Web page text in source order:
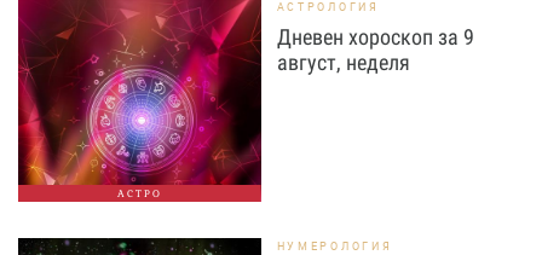
АСТРО
АСТРОЛОГИЯ
Дневен хороскоп за 9
август, неделя
НУМЕРОЛОГИЯ